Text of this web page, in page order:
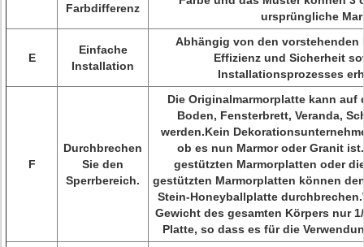
Farbdifferenz
ursprüngliche
E
Einfache
Installation
Abhängig von den vorstehenden
Effizienz und Sicherheit
Installationsprozesses
F
Durchbrechen
Sie den
Sperrbereich.
Die Originalmarmorplatte kann auf
Boden, Fensterbrett, Veranda,
werden.Kein
ob es nun Marmor oder Granit
gestützten Marmorplatten oder
gestützten Marmorplatten können
Stein-Honeyballplatte
Gewicht des gesamten Körpers nur
Platte, so dass es für die